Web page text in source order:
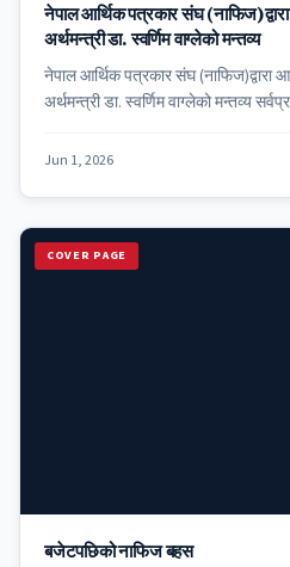
नेपाल आर्थिक पत्रकार संघ
अर्थमन्त्री डा. स्वर्णिम वाग्लेको मन्तव्य
नेपाल आर्थिक पत्रकार संघ
अर्थमन्त्री डा. स्वर्णिम वाग्लेको मन्तव्य
Jun 1, 2026
COVER PAGE
बजेटपछिको नाफिज बहस